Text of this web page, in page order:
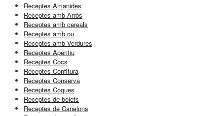
Receptes Amanides
Receptes amb Arròs
Receptes amb cereals
Receptes amb ou
Receptes amb Verdures
Receptes Aperitiu
Receptes Cocs
Receptes Confitura
Receptes Conserva
Receptes Coques
Receptes de bolets
Receptes de Canelons